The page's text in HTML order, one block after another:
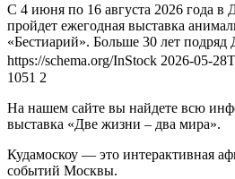
С 4 июня по 16 августа 2026 года в
пройдет ежегодная выставка
«Бестиарий». Больше 30 лет
https://schema.org/InStock 2026-05-
1051 2
На нашем сайте вы найдете всю
выставка «Две жизни – два мира».
Кудамоскоу — это интерактивная
событий Москвы.